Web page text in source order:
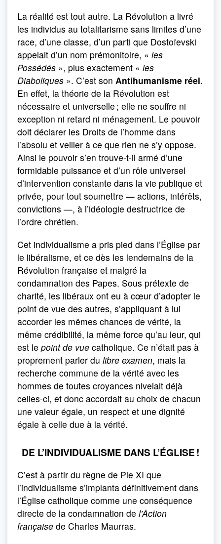
La réalité est tout autre. La Révolution a livré
les individus au totalitarisme sans limites d’une
race, d’une classe, d’un parti que Dostoïevski
appelait d’un nom prémonitoire, « les
Possédés », plus exactement « les
Diaboliques ». C’est son Antihumanisme réel.
En effet, la théorie de la Révolution est
nécessaire et universelle ; elle ne souffre ni
exception ni retard ni ménagement. Le pouvoir
doit déclarer les Droits de l’homme dans
l’absolu et veiller à ce que rien ne s’y oppose.
Ainsi le pouvoir s’en trouve-t-il armé d’une
formidable puissance et d’un rôle universel
d’intervention constante dans la vie publique et
privée, pour tout soumettre — actions, intérêts,
convictions —, à l’idéologie destructrice de
l’ordre chrétien.
Cet individualisme a pris pied dans l’Église par
le libéralisme, et ce dès les lendemains de la
Révolution française et malgré la
condamnation des Papes. Sous prétexte de
charité, les libéraux ont eu à cœur d’adopter le
point de vue des autres, s’appliquant à lui
accorder les mêmes chances de vérité, la
même crédibilité, la même force qu’au leur, qui
est le point de vue catholique. Ce n’était pas à
proprement parler du libre examen, mais la
recherche commune de la vérité avec les
hommes de toutes croyances nivelait déjà
celles-ci, et donc accordait au choix de chacun
une valeur égale, un respect et une dignité
égale à celle due à la vérité.
DE L’INDIVIDUALISME DANS L’ÉGLISE !
C’est à partir du règne de Pie XI que
l’individualisme s’implanta définitivement dans
l’Église catholique comme une conséquence
directe de la condamnation de l’Action
française de Charles Maurras.